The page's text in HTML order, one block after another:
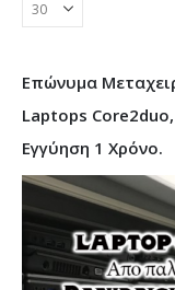
Επώνυμα
Laptops
Εγγύηση 1 Χρόνο.